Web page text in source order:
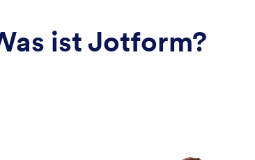
ist Jotform?